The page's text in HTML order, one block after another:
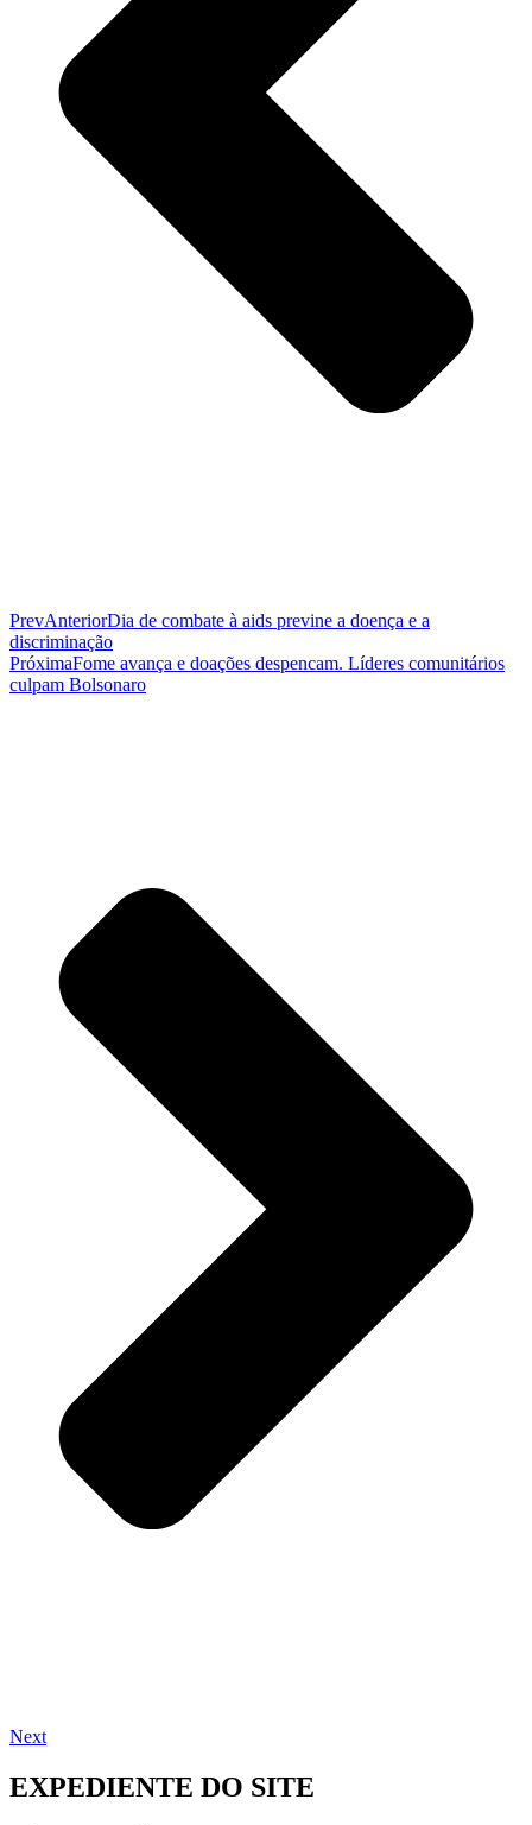
PrevAnteriorDia de combate à aids previne a doença e a
discriminação
PróximaFome avança e doações despencam. Líderes comunitários
culpam Bolsonaro
Next
EXPEDIENTE DO SITE